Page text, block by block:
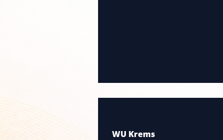
WU Krems